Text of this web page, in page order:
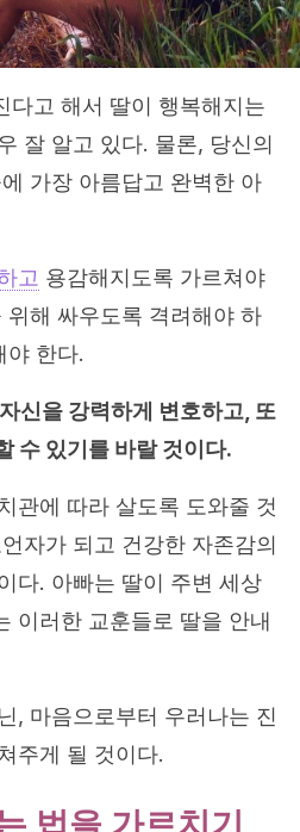
다고 해서 딸이 행복해지는
잘 알고 있다. 물론, 당신의
가장 아름답고 완벽한 아
고 용감해지도록 가르쳐야
해 싸우도록 격려해야 하
야 한다.
신을 강력하게 변호하고, 또
수 있기를 바랄 것이다.
관에 따라 살도록 도와줄 것
자가 되고 건강한 자존감의
다. 아빠는 딸이 주변 세상
이러한 교훈들로 딸을 안내
, 마음으로부터 우러나는 진
주게 될 것이다.
법을 가르치기